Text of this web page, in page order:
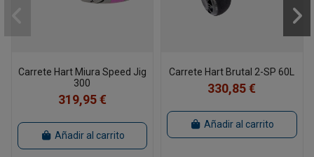
Carrete Hart Miura Speed Jig
300
319,95 €
Añadir al carrito
Carrete Hart Brutal 2-SP 60L
330,85 €
Añadir al carrito